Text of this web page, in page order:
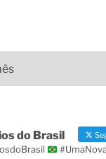
do Brasil